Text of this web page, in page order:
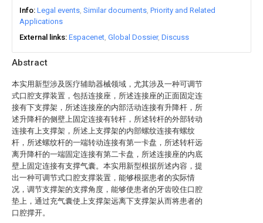
Abstract
本实用新型涉及医疗辅助器械领域，尤其涉及一种可调节
式口腔支撑装置，包括连接座，所述连接座的正面固定连
接有下支撑架，所述连接座的内部活动连接有升降杆，所
述升降杆的侧壁上固定连接有转杆，所述转杆的外部转动
连接有上支撑架，所述上支撑架的内部螺纹连接有螺纹
杆，所述螺纹杆的一端转动连接有第一卡盘，所述转杆远
离升降杆的一端固定连接有第二卡盘，所述连接座的内底
壁上固定连接有支撑气囊。本实用新型根据所述内容，提
出一种可调节式口腔支撑装置，能够根据患者的实际情
况，调节支撑架的支撑角度，能够使患者的牙齿咬住口腔
垫上，通过充气囊使上支撑架远离下支撑架从而将患者的
口腔撑开。
Info Legal events Similar documents Priority and Related
Applications
External links Espacenet Global Dossier Discuss